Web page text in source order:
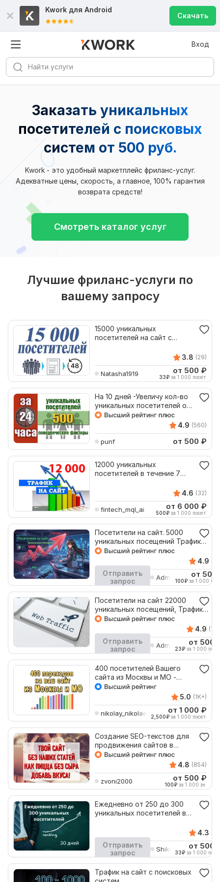
Kwork для Android
Скачать
Вход
Заказать уникальных
посетителей с поисковых
систем от 500 руб.
Kwork - это удобный маркетплейс фриланс-услуг.
Адекватные цены, скорость, а главное, 100% гарантия
возврата средств!
Смотреть каталог услуг
Лучшие фриланс-услуги по
вашему запросу
15000 уникальных
посетителей на сайт с
3.8 (29)
Natasha1919 от 500 ₽
33₽ за 1 000 посет.
На 10 дней -Увеличу кол-во
уникальных посетителей от
20 до 500 в сутки
4.9 (560)
punf от 500 ₽
12000 уникальных
посетителей в течение 7
4.6 (32)
fintech_mql_ai от 6 000 ₽
500₽ за 1 000 посет.
Кворк остановлен
Посетители на сайт. 5000
уникальных посещений Трафик
Россия Web Клики
4.9
Отправить
запрос
AdminArti от 500
100₽ за 1 000
Кворк остановлен
Посетители на сайт 22000
уникальных посещений, Трафик
Web Клики
4.9
Отправить
запрос
AdminArti от 500
23₽ за 1 000
400 посетителей Вашего
сайта из Москвы и МО -
уникальный трафик
5.0 (1K+)
nikolay_nikolaevich от 1 000 ₽
2,500₽ за 1 000 посет.
Создание SEO-текстов для
продвижения сайтов в
поисковых системах
4.8 (854)
zvoni2000 от 500 ₽
100₽ за 1 000 зн.
Кворк остановлен
Ежедневно от 250 до 300
уникальных посетителей в
4.3
Отправить
запрос
Shikha2 от 500
33₽ за 1 000
Трафик на сайт с поисковых